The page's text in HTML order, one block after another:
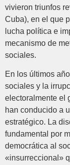
vivieron triunfos
Cuba), en el que
lucha política e
mecanismo de
sociales.
En los últimos
sociales y la
electoralmente el
han conducido a
estratégico. La
fundamental por
democrática al
«insurreccional»